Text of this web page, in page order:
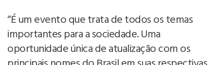
“É um evento que trata de todos os temas
importantes para a sociedade. Uma
oportunidade única de atualização com os